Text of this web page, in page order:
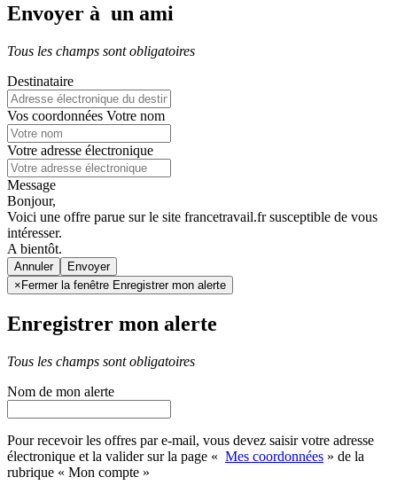
Envoyer à un ami
Tous les champs sont obligatoires
Destinataire
Vos coordonnées Votre nom
Votre adresse électronique
Message
Bonjour,
Voici une offre parue sur le site francetravail.fr susceptible de vous
intéresser.
A bientôt.
Annuler
× Fermer la fenêtre Enregistrer mon alerte
Enregistrer mon alerte
Tous les champs sont obligatoires
Nom de mon alerte
Pour recevoir les offres par e-mail, vous devez saisir votre adresse
électronique et la valider sur la page « Mes coordonnées » de la
rubrique « Mon compte »